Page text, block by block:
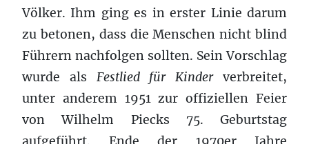
Völker. Ihm ging es in erster Linie darum
zu betonen, dass die Menschen nicht blind
Führern nachfolgen sollten. Sein Vorschlag
wurde als Festlied für Kinderverbreitet,
unter anderem 1951 zur offiziellen Feier
von Wilhelm Piecks 75. Geburtstag